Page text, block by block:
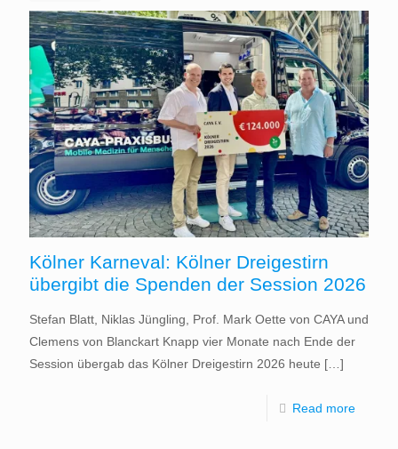
Kölner Karneval: Kölner Dreigestirn
übergibt die Spenden der Session 2026
Stefan Blatt, Niklas Jüngling, Prof. Mark Oette von CAYA und
Clemens von Blanckart Knapp vier Monate nach Ende der
Session übergab das Kölner Dreigestirn 2026 heute […]
Read more